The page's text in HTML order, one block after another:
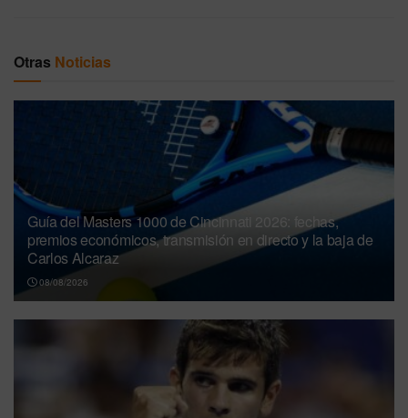
Otras Noticias
Guía del Masters 1000 de Cincinnati 2026: fechas,
premios económicos, transmisión en directo y la baja de
Carlos Alcaraz
08/08/2026